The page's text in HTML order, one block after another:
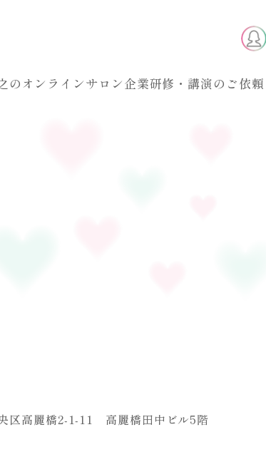
のオンラインサロン企業研修・講演のご依頼
区高麗橋2-1-11 高麗橋田中ビル5階